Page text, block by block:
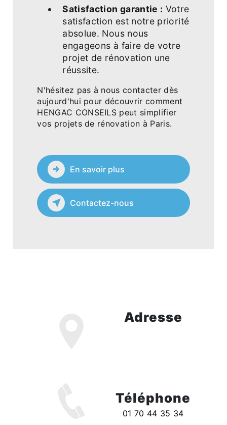
Satisfaction garantie : Votre
satisfaction est notre priorité
absolue. Nous nous
engageons à faire de votre
projet de rénovation une
réussite.
N'hésitez pas à nous contacter dès
aujourd'hui pour découvrir comment
HENGAC CONSEILS peut simplifier
vos projets de rénovation à Paris.
En savoir plus
Contactez-nous
Adresse
Téléphone
01 70 44 35 34